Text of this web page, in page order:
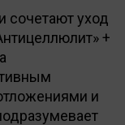
сочетают уход
+
и